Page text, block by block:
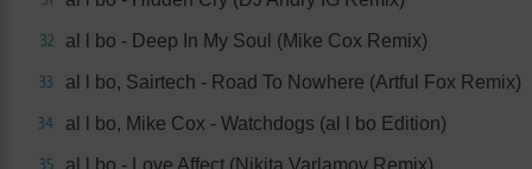
32 al l bo - Deep In My Soul (Mike Cox Remix)
33 al l bo, Sairtech - Road To Nowhere (Artful Fox Remix)
34 al l bo, Mike Cox - Watchdogs (al l bo Edition)
35 al l bo - Love Affect (Nikita Varlamov Remix)